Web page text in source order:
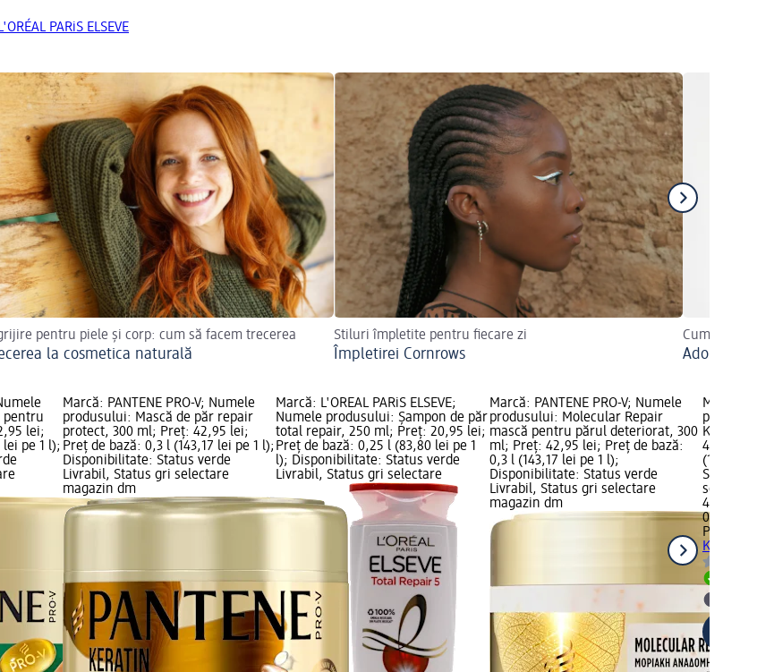
PARiS ELSEVE
pentru piele și corp: cum să facem trecerea
la cosmetica naturală
Stiluri împletite pentru fiecare zi
Împletirei Cornrows
Cum alegeți
Adorăm
pentru
lei;
lei pe 1 l);
Marcă: PANTENE PRO-V; Numele
produsului: Mască de păr repair
protect, 300 ml; Preț: 42,95 lei;
Preț de bază: 0,3 l (143,17 lei pe 1 l);
Disponibilitate: Status verde
Livrabil, Status gri selectare
magazin dm
Marcă: L'ORÉAL PARiS ELSEVE;
Numele produsului: Şampon de păr
total repair, 250 ml; Preț: 20,95 lei;
Preț de bază: 0,25 l (83,80 lei pe 1
l); Disponibilitate: Status verde
Livrabil, Status gri selectare
Marcă: PANTENE PRO-V; Numele
produsului: Molecular Repair
mască pentru părul deteriorat, 300
ml; Preț: 42,95 lei; Preț de bază:
0,3 l (143,17 lei pe 1 l);
Disponibilitate: Status verde
Livrabil, Status gri selectare
magazin dm
Marcă:
produsului:
Keratin
42,95 lei;
(143,17 lei
Status
selectare
42,95 lei
0,3 l
PANTENE
Keratin